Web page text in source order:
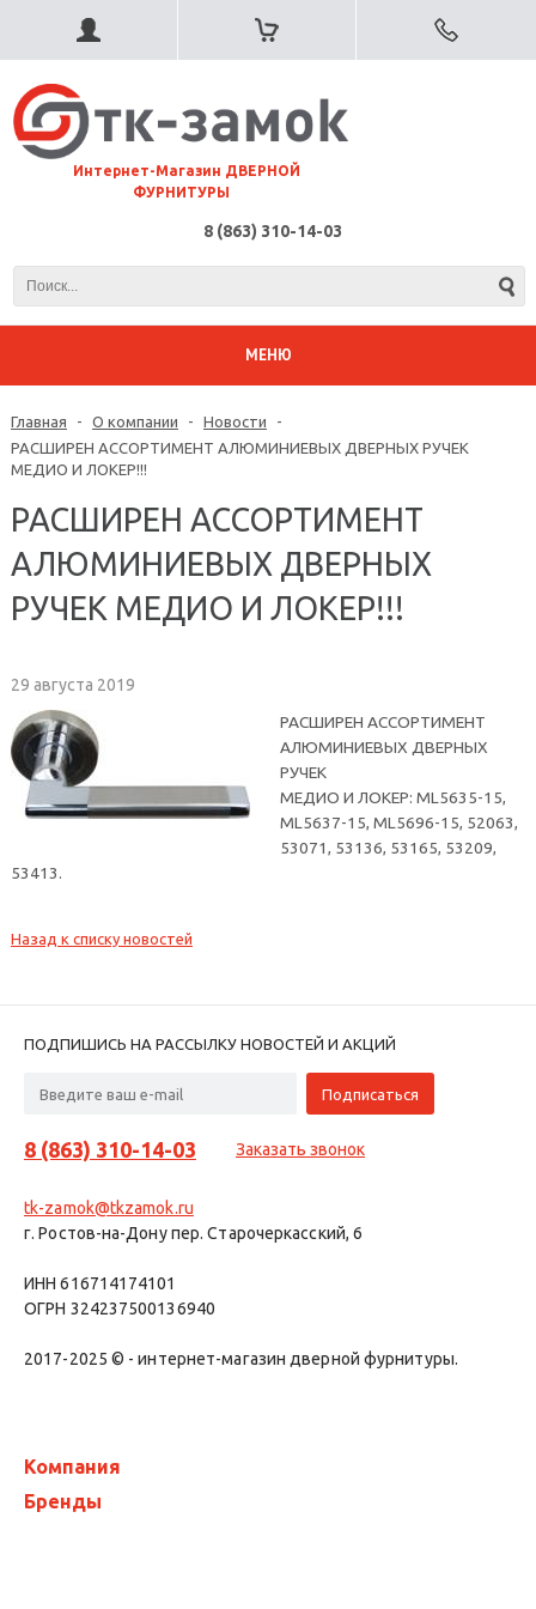
⠀Интернет-Магазин ДВЕРНОЙ
ФУРНИТУРЫ
8 (863) 310-14-03
МЕНЮ
Главная - О компании - Новости
-
РАСШИРЕН АССОРТИМЕНТ АЛЮМИНИЕВЫХ ДВЕРНЫХ РУЧЕК
МЕДИО И ЛОКЕР!!!
РАСШИРЕН АССОРТИМЕНТ
АЛЮМИНИЕВЫХ ДВЕРНЫХ
РУЧЕК МЕДИО И ЛОКЕР!!!
29 августа 2019
РАСШИРЕН АССОРТИМЕНТ
АЛЮМИНИЕВЫХ ДВЕРНЫХ
РУЧЕК
МЕДИО И ЛОКЕР: ML5635-15,
ML5637-15, ML5696-15, 52063,
53071, 53136, 53165, 53209,
53413.
Назад к списку новостей
ПОДПИШИСЬ НА РАССЫЛКУ НОВОСТЕЙ И АКЦИЙ
8 (863) 310-14-03 Заказать звонок
tk-zamok@tkzamok.ru
г. Ростов-на-Дону пер. Старочеркасский, 6
ИНН 616714174101
ОГРН 324237500136940
2017-2025 © - интернет-магазин дверной фурнитуры.
Компания
Бренды